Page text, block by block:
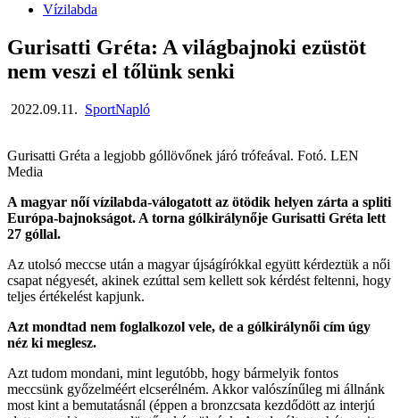
Vízilabda
Gurisatti Gréta: A világbajnoki ezüstöt
nem veszi el tőlünk senki
2022.09.11. SportNapló
Gurisatti Gréta a legjobb góllövőnek járó trófeával. Fotó. LEN
Media
A magyar nőí vízilabda-válogatott az ötödik helyen zárta a spliti
Európa-bajnokságot. A torna gólkirálynője Gurisatti Gréta lett
27 góllal.
Az utolsó meccse után a magyar újságírókkal együtt kérdeztük a női
csapat négyesét, akinek ezúttal sem kellett sok kérdést feltenni, hogy
teljes értékelést kapjunk.
Azt mondtad nem foglalkozol vele, de a gólkirálynői cím úgy
néz ki meglesz.
Azt tudom mondani, mint legutóbb, hogy bármelyik fontos
meccsünk győzelméért elcserélném. Akkor valószínűleg mi állnánk
most kint a bemutatásnál (éppen a bronzcsata kezdődött az interjú